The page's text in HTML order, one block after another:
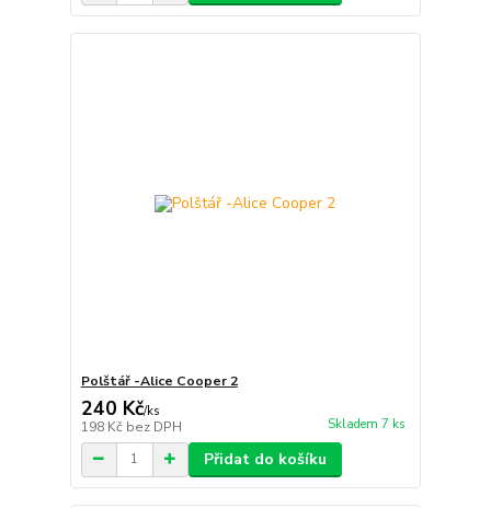
Polštář -Alice Cooper 2
240 Kč/ks
198 Kč bez DPH Skladem 7 ks
Přidat do košíku